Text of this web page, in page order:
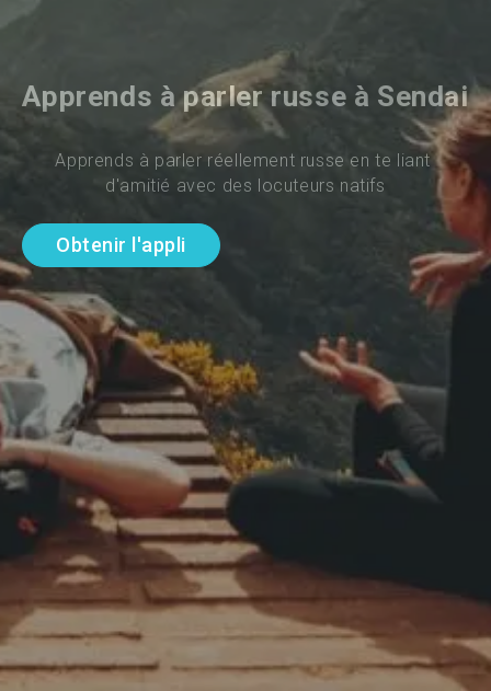
Apprends à parler russe à Sendai
Apprends à parler réellement russe en te liant
d'amitié avec des locuteurs natifs
Obtenir l'appli